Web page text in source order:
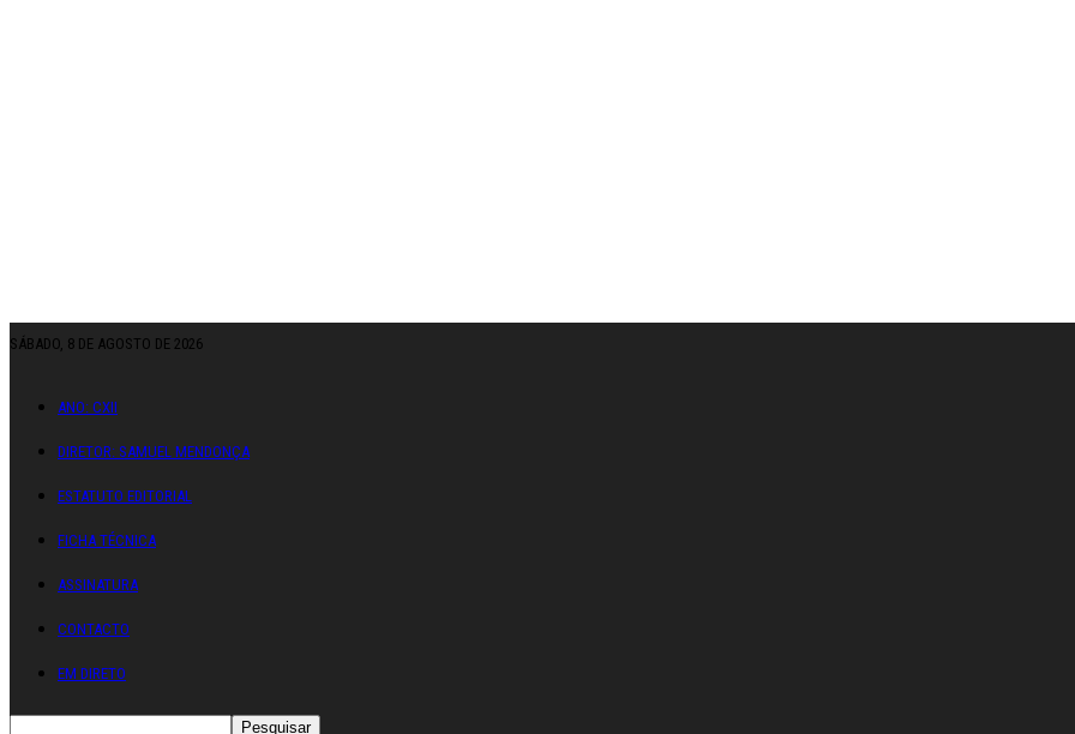
SÁBADO, 8 DE AGOSTO DE 2026
ANO: CXII
DIRETOR: SAMUEL MENDONÇA
ESTATUTO EDITORIAL
FICHA TÉCNICA
ASSINATURA
CONTACTO
EM DIRETO